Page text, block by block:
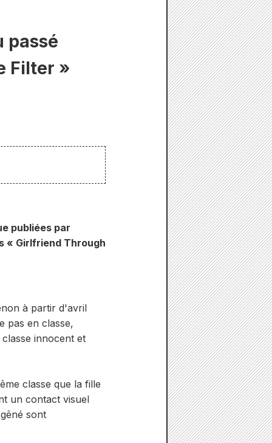
passé
Filter »
publiées par
« Girlfriend Through
à partir d'avril
pas en classe,
innocent et
classe que la fille
un contact visuel
sont